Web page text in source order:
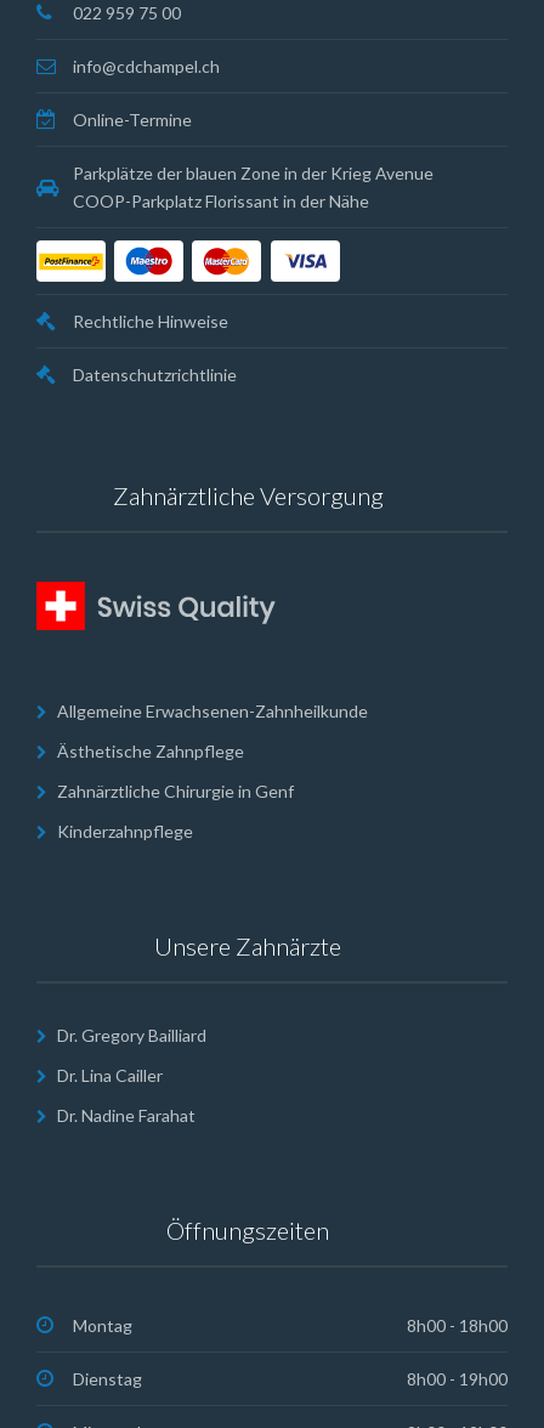
022 959 75 00
info@cdchampel.ch
Online-Termine
Parkplätze der blauen Zone in der Krieg Avenue
COOP-Parkplatz Florissant in der Nähe
Rechtliche Hinweise
Datenschutzrichtlinie
Zahnärztliche Versorgung
Allgemeine Erwachsenen-Zahnheilkunde
Ästhetische Zahnpflege
Zahnärztliche Chirurgie in Genf
Kinderzahnpflege
Unsere Zahnärzte
Dr. Gregory Bailliard
Dr. Lina Cailler
Dr. Nadine Farahat
Öffnungszeiten
Montag 8h00 - 18h00
Dienstag 8h00 - 19h00